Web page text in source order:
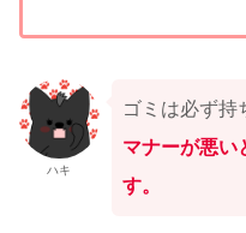
ハキ
ゴミは必ず持
マナーが悪い
す。